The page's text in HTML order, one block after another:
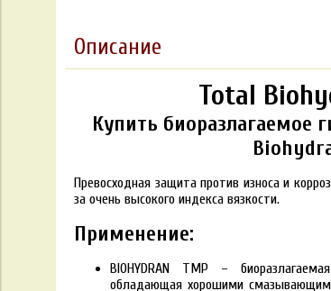
Описание
Total
Купить биоразлагаемое
Превосходная защита против износа и
за очень высокого индекса вязкости.
Применение:
BIOHYDRAN TMP –
обладающая хорошими